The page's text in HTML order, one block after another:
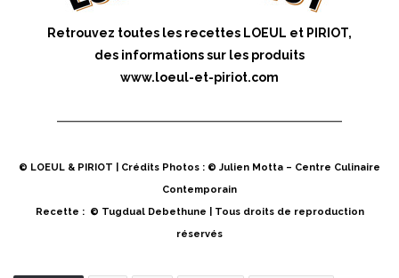
Retrouvez toutes les recettes LOEUL et PIRIOT,
des informations sur les produits
www.loeul-et-piriot.com
© LOEUL & PIRIOT | Crédits Photos : © Julien Motta – Centre Culinaire
Contemporain
Recette : © Tugdual Debethune | Tous droits de reproduction
réservés